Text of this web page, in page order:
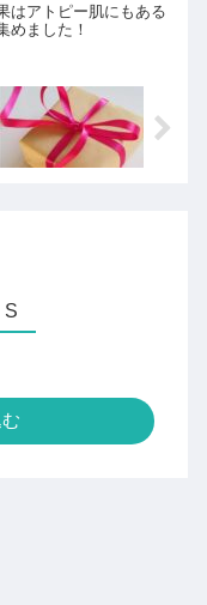
はアトピー肌にもある
めました！